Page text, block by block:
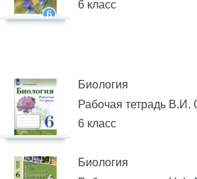
6 класс
Биология
Рабочая тетрадь В.И.
6 класс
Биология